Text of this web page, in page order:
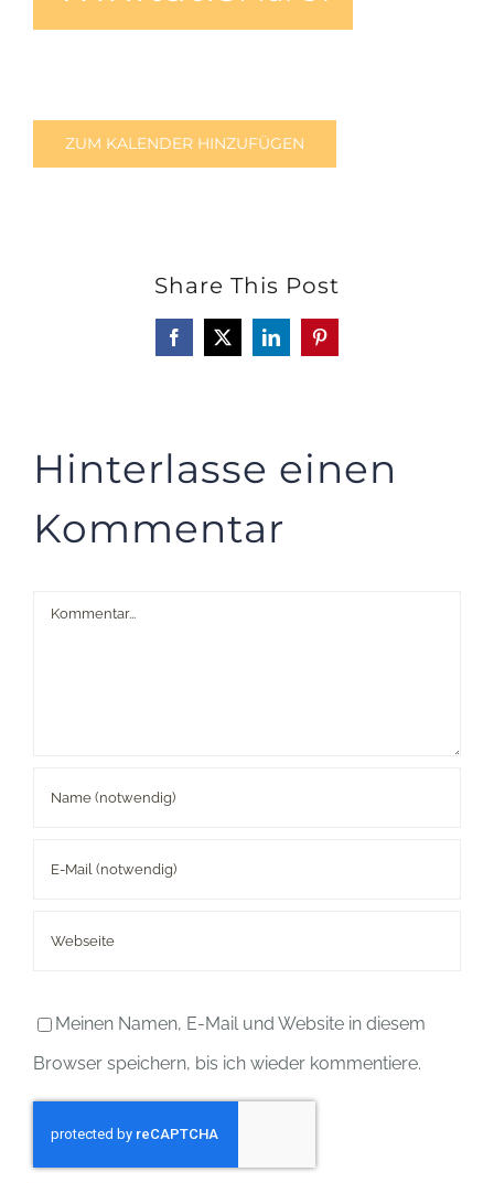
ZUM KALENDER HINZUFÜGEN
Share This Post
Facebook
X LinkedInPinterest
Hinterlasse einen
Kommentar
Kommentar
Meinen Namen, E-Mail und Website in diesem
Browser speichern, bis ich wieder kommentiere.